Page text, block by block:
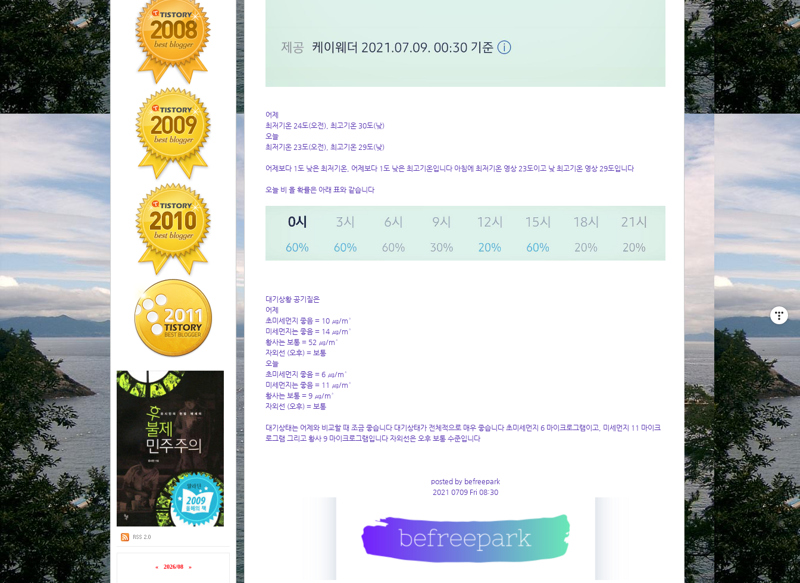
« 2026/08 »
어제
최저기온 24도(오전), 최고기온 30도(낮)
오늘
최저기온 23도(오전), 최고기온 29도(낮)
어제보다 1도 낮은 최저기온, 어제보다 1도 낮은 최고기온입니다 아침에 최저기온 영상 23도이고 낮 최고기온 영상 29도입니다
오늘 비 올 확률은 아래 표와 같습니다
대기상황 공기질은
어제
초미세먼지 좋음 = 10 ㎍/m³
미세먼지는 좋음 = 14 ㎍/m³
황사는 보통 = 52 ㎍/m³
자외선 (오후) = 보통
오늘
초미세먼지 좋음 = 6 ㎍/m³
미세먼지는 좋음 = 11 ㎍/m³
황사는 보통 = 9 ㎍/m³
자외선 (오후) = 보통
대기상태는 어제와 비교할 때 조금 좋습니다 대기상태가 전체적으로 매우 좋습니다 초미세먼지 6 마이크로그램이고, 미세먼지 11 마이크
로그램 그리고 황사 9 마이크로그램입니다 자외선은 오후 보통 수준입니다
posted by befreepark
2021 0709 Fri 08:30